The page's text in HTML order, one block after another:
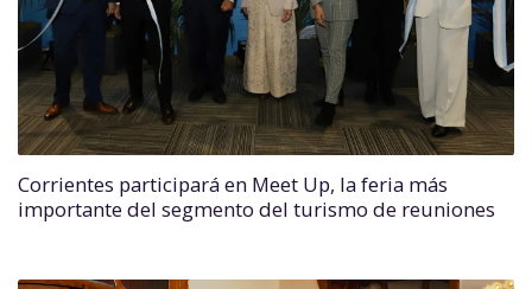
Corrientes participará en Meet Up, la feria más
importante del segmento del turismo de reuniones